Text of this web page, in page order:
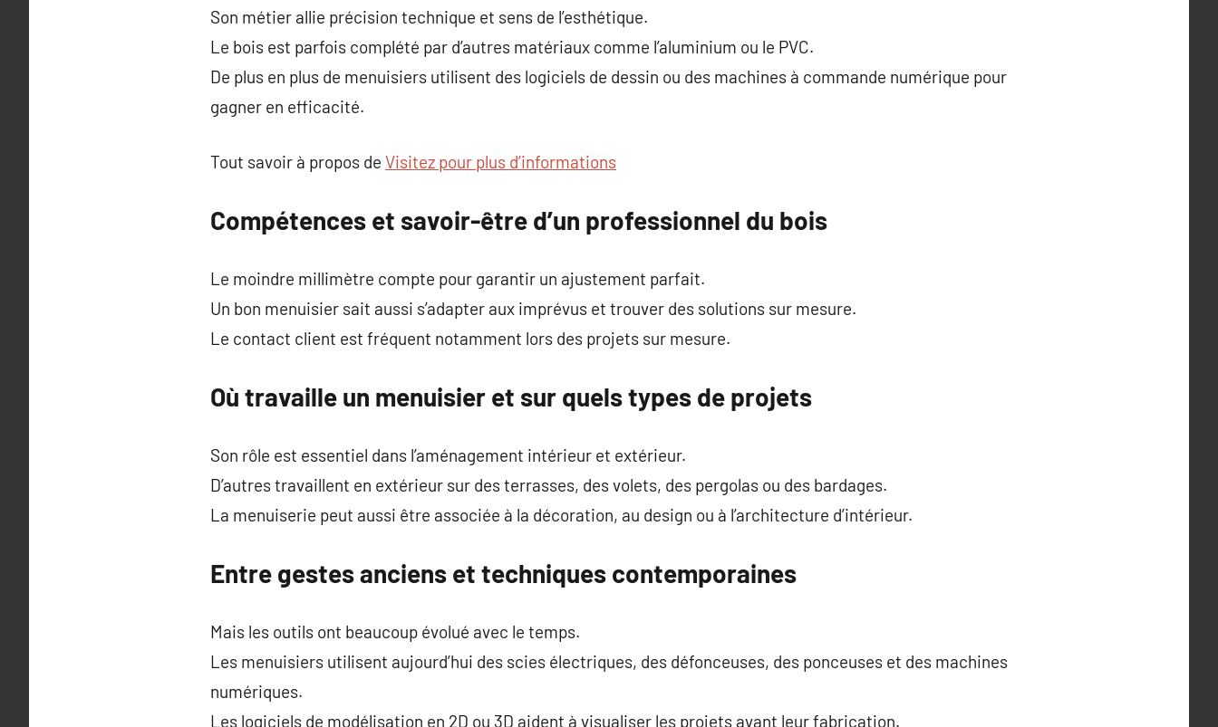
Son métier allie précision technique et sens de l’esthétique.
Le bois est parfois complété par d’autres matériaux comme l’aluminium ou le PVC.
De plus en plus de menuisiers utilisent des logiciels de dessin ou des machines à commande numérique pour
gagner en efficacité.
Tout savoir à propos de Visitez pour plus d’informations
Compétences et savoir-être d’un professionnel du bois
Le moindre millimètre compte pour garantir un ajustement parfait.
Un bon menuisier sait aussi s’adapter aux imprévus et trouver des solutions sur mesure.
Le contact client est fréquent notamment lors des projets sur mesure.
Où travaille un menuisier et sur quels types de projets
Son rôle est essentiel dans l’aménagement intérieur et extérieur.
D’autres travaillent en extérieur sur des terrasses, des volets, des pergolas ou des bardages.
La menuiserie peut aussi être associée à la décoration, au design ou à l’architecture d’intérieur.
Entre gestes anciens et techniques contemporaines
Mais les outils ont beaucoup évolué avec le temps.
Les menuisiers utilisent aujourd’hui des scies électriques, des défonceuses, des ponceuses et des machines
numériques.
Les logiciels de modélisation en 2D ou 3D aident à visualiser les projets avant leur fabrication.